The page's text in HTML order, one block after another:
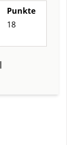
Punkte
18